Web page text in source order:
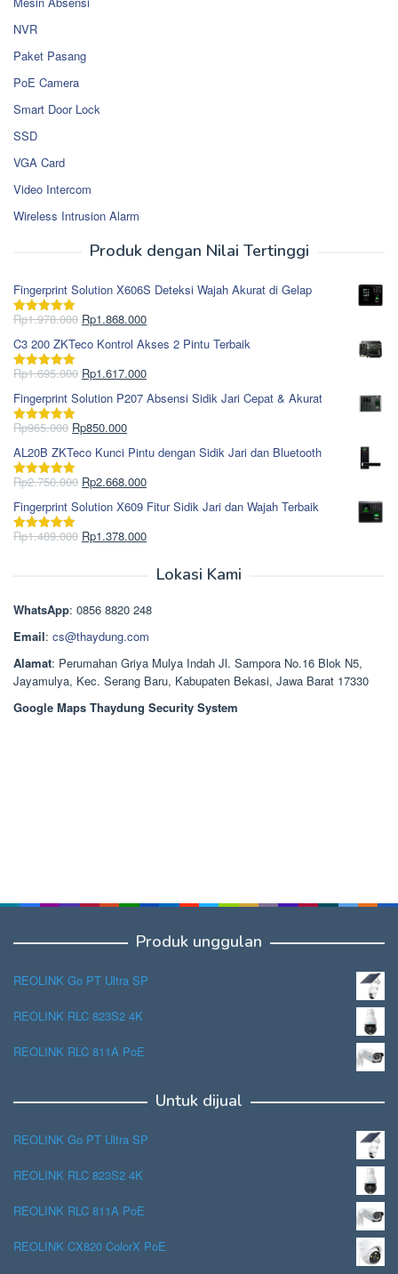
NVR
Paket Pasang
PoE Camera
Smart Door Lock
SSD
VGA Card
Video Intercom
Wireless Intrusion Alarm
Produk dengan Nilai Tertinggi
Fingerprint Solution X606S Deteksi Wajah Akurat di Gelap
Dinilai5.00
Rp1.978.000 Harga
aslinya
adalah:
Rp1.978.000.
Rp1.868.000Harga
saat
ini
adalah:
C3 200 ZKTeco Kontrol Akses 2 Pintu Terbaik
Dinilai5.00
Rp1.695.000 Harga
aslinya
adalah:
Rp1.695.000.
Rp1.617.000Harga
saat
ini
Fingerprint Solution P207 Absensi Sidik Jari Cepat & Akurat
Dinilai5.00
Rp965.000 Harga
aslinya
adalah:
Rp965.000.
Rp850.000Harga
saat
ini
adalah:
AL20B ZKTeco Kunci Pintu dengan Sidik Jari dan Bluetooth
Dinilai5.00
Rp2.750.000 Harga
aslinya
adalah:
Rp2.750.000.
Rp2.668.000Harga
saat
ini
adalah:
Fingerprint Solution X609 Fitur Sidik Jari dan Wajah Terbaik
Dinilai5.00
Rp1.489.000 Harga
Rp1.378.000Harga
Rp1.378.000.
Lokasi Kami
WhatsApp: 0856 8820 248
Email: cs@thaydung.com
Alamat: Perumahan Griya Mulya Indah Jl. Sampora No.16 Blok N5,
Jayamulya, Kec. Serang Baru, Kabupaten Bekasi, Jawa Barat 17330
Google Maps Thaydung Security System
Produk unggulan
REOLINK Go PT Ultra SP
REOLINK RLC 823S2 4K
REOLINK RLC 811A PoE
Untuk dijual
REOLINK Go PT Ultra SP
REOLINK RLC 823S2 4K
REOLINK RLC 811A PoE
REOLINK CX820 ColorX PoE